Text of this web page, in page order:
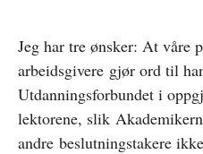
Jeg har tre ønsker: At våre
arbeidsgivere gjør ord til
Utdanningsforbundet i
lektorene, slik
andre beslutningstakere